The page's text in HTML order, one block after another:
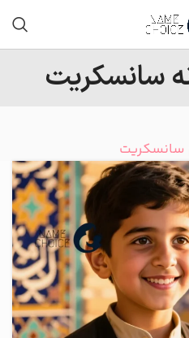
سانسکریت